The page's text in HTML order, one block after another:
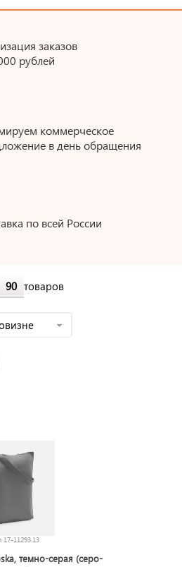
заказов
рублей
коммерческое
в день обращения
по всей России
90 товаров
17-11293.13
темно-серая (серо-